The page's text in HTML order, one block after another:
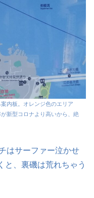
内板。オレンジ色のエリア
新型コロナより高いから、絶
はサーファー泣かせ
と、裏磯は荒れちゃう